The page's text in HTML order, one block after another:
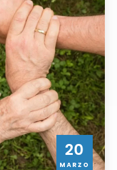
20
MARZO